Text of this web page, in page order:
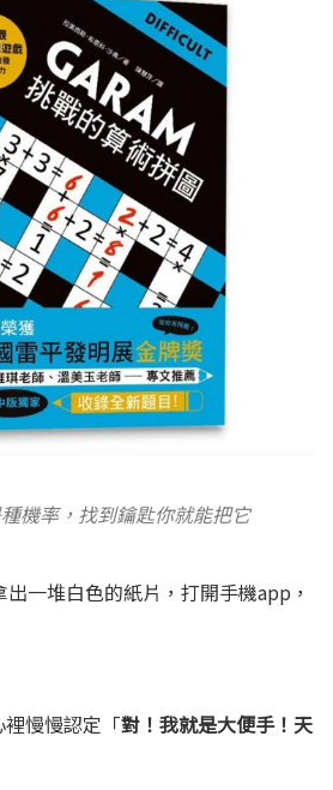
機率，找到鑰匙你就能把它
一堆白色的紙片，打開手機app，
慢慢認定「對！我就是大便手！天